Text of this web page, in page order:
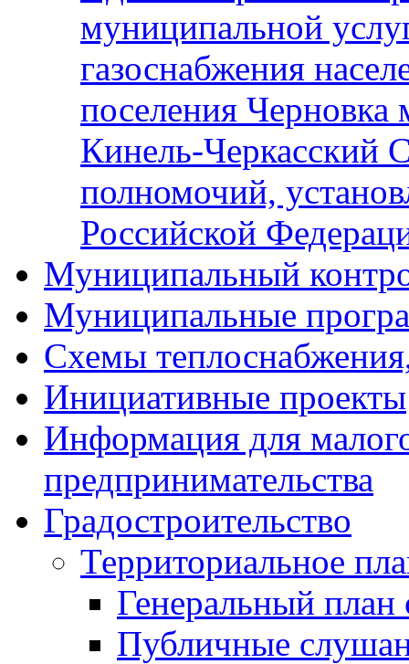
муниципальной
газоснабжения
поселения Черновка
Кинель-Черкасский
полномочий,
Российской
Муниципальный
Муниципальные
Схемы
Инициативные проекты
Информация для
предпринимательства
Градостроительство
Территориальное
Генеральный план
Публичные